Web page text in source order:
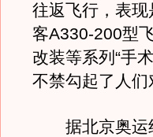
往返飞行，表
客A330-200型
改装等系列“手
不禁勾起了人们
据北京奥运组